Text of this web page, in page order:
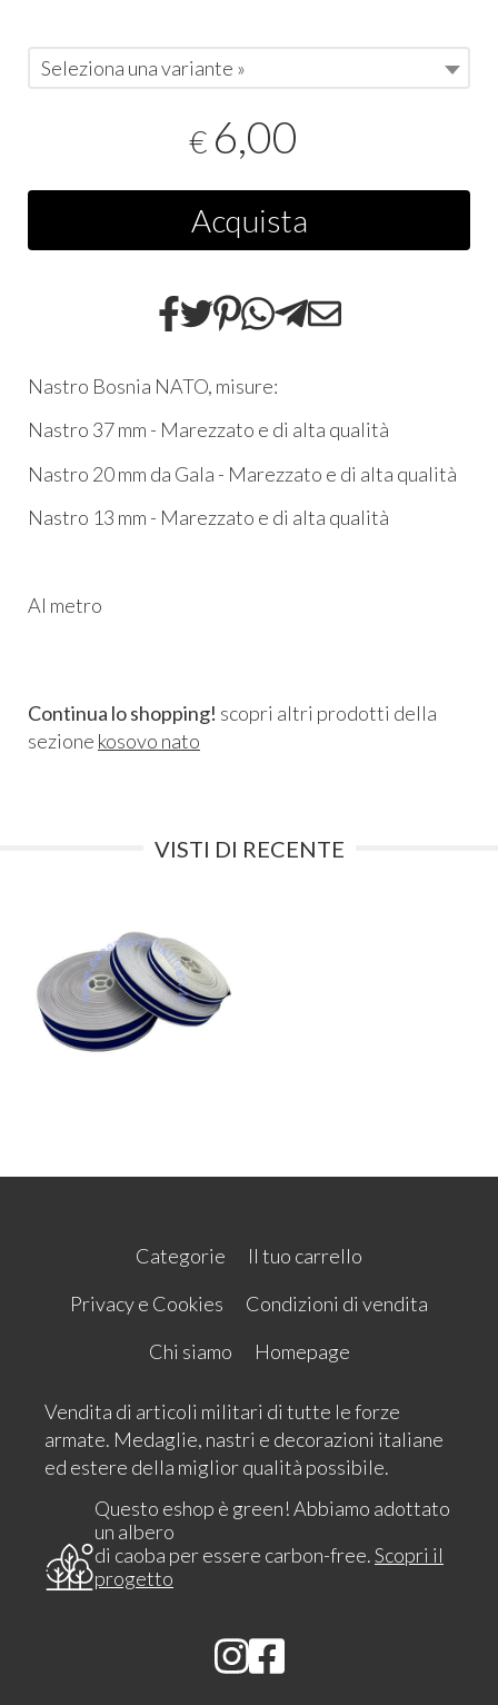
Seleziona una variante »
€ 6,00
Acquista
Nastro Bosnia NATO, misure:
Nastro 37 mm - Marezzato e di alta qualità
Nastro 20 mm da Gala - Marezzato e di alta qualità
Nastro 13 mm - Marezzato e di alta qualità
Al metro
Continua lo shopping! scopri altri prodotti della
sezione kosovo nato
VISTI DI RECENTE
Categorie
Il tuo carrello
Privacy e Cookies
Condizioni di vendita
Chi siamo
Homepage
Vendita di articoli militari di tutte le forze
armate. Medaglie, nastri e decorazioni italiane
ed estere della miglior qualità possibile.
Questo eshop è green! Abbiamo adottato
un albero
di caoba per essere carbon-free.Scopri il
progetto